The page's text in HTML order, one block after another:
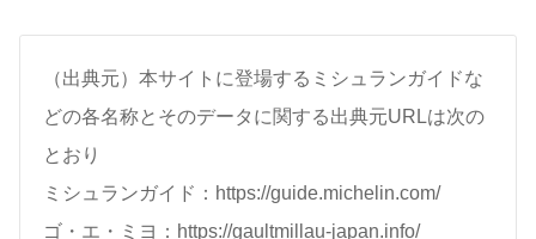
（出典元）本サイトに登場するミシュランガイドな
どの各名称とそのデータに関する出典元URLは次の
とおり
ミシュランガイド：https://guide.michelin.com/
ゴ・エ・ミヨ：https://gaultmillau-japan.info/